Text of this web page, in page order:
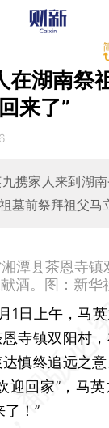
在湖南祭
来了”
携家人来到湖
墓前祭拜祖父马
潭县茶恩寺镇
酒。图：新华
1日上午，马
寺镇双阳村
慎终追远之
迎回家”，马
了！”